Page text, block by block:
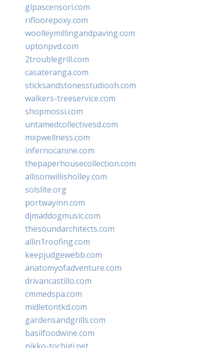
glpascensori.com
rifloorepoxy.com
woolleymillingandpaving.com
uptonpvd.com
2troublegrill.com
casateranga.com
sticksandstonesstudiooh.com
walkers-treeservice.com
shopmossi.com
untamedcollectivesd.com
mxpwellness.com
infernocanine.com
thepaperhousecollection.com
allisonwillisholley.com
solslite.org
portwayinn.com
djmaddogmusic.com
thesoundarchitects.com
allin1roofing.com
keepjudgewebb.com
anatomyofadventure.com
drivancastillo.com
cmmedspa.com
midletontkd.com
gardensandgrills.com
basilfoodwine.com